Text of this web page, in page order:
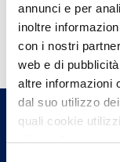
annunci e per
inoltre
con i nostri
web e di
altre informazioni
dal suo utilizzo
quali cookie
più su chi siamo,
Hai
Trova
un nostro
Contattaci